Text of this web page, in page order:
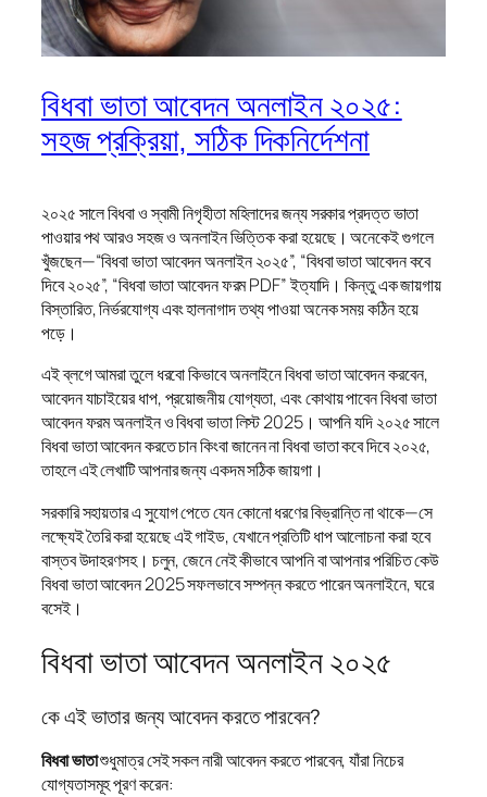
বিধবা ভাতা আবেদন অনলাইন ২০২৫:
সহজ প্রক্রিয়া, সঠিক দিকনির্দেশনা
২০২৫ সালে বিধবা ও স্বামী নিগৃহীতা মহিলাদের জন্য সরকার প্রদত্ত ভাতা
পাওয়ার পথ আরও সহজ ও অনলাইন ভিত্তিক করা হয়েছে। অনেকেই গুগলে
খুঁজছেন—“বিধবা ভাতা আবেদন অনলাইন ২০২৫”, “বিধবা ভাতা আবেদন কবে
দিবে ২০২৫”, “বিধবা ভাতা আবেদন ফরম PDF” ইত্যাদি। কিন্তু এক জায়গায়
বিস্তারিত, নির্ভরযোগ্য এবং হালনাগাদ তথ্য পাওয়া অনেক সময় কঠিন হয়ে
পড়ে।
এই ব্লগে আমরা তুলে ধরবো কিভাবে অনলাইনে বিধবা ভাতা আবেদন করবেন,
আবেদন যাচাইয়ের ধাপ, প্রয়োজনীয় যোগ্যতা, এবং কোথায় পাবেন বিধবা ভাতা
আবেদন ফরম অনলাইন ও বিধবা ভাতা লিস্ট 2025। আপনি যদি ২০২৫ সালে
বিধবা ভাতা আবেদন করতে চান কিংবা জানেন না বিধবা ভাতা কবে দিবে ২০২৫,
তাহলে এই লেখাটি আপনার জন্য একদম সঠিক জায়গা।
সরকারি সহায়তার এ সুযোগ পেতে যেন কোনো ধরণের বিভ্রান্তি না থাকে—সে
লক্ষ্যেই তৈরি করা হয়েছে এই গাইড, যেখানে প্রতিটি ধাপ আলোচনা করা হবে
বাস্তব উদাহরণসহ। চলুন, জেনে নেই কীভাবে আপনি বা আপনার পরিচিত কেউ
বিধবা ভাতা আবেদন 2025 সফলভাবে সম্পন্ন করতে পারেন অনলাইনে, ঘরে
বসেই।
বিধবা ভাতা আবেদন অনলাইন ২০২৫
কে এই ভাতার জন্য আবেদন করতে পারবেন?
বিধবা ভাতাশুধুমাত্র সেই সকল নারী আবেদন করতে পারবেন, যাঁরা নিচের
যোগ্যতাসমূহ পূরণ করেন: